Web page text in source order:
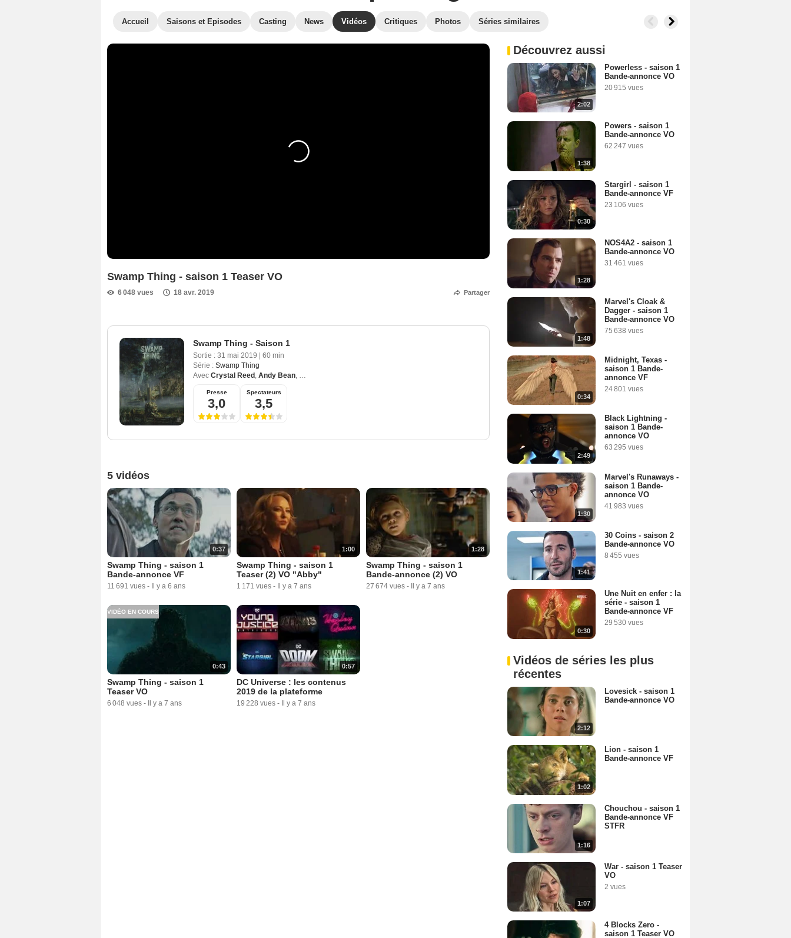
Accueil Saisons et Episodes Casting News Vidéos Critiques Photos Séries similaires
Swamp Thing - saison 1 Teaser VO
6 048 vues 18 avr. 2019 Partager
Swamp Thing - Saison 1
Sortie : 31 mai 2019
60 min
Série : Swamp Thing
Avec Crystal Reed , Andy Bean, Derek Mears
Presse
3,0
Spectateurs
3,5
5 vidéos
0:37
Swamp Thing - saison 1
Bande-annonce VF
11 691 vues - Il y a 6 ans
1:00
Swamp Thing - saison 1
Teaser (2) VO "Abby"
1 171 vues - Il y a 7 ans
1:28
Swamp Thing - saison 1
Bande-annonce (2) VO
27 674 vues - Il y a 7 ans
0:43
VIDÉO EN COURS
Swamp Thing - saison 1
Teaser VO
6 048 vues - Il y a 7 ans
0:57
DC Universe : les contenus
2019 de la plateforme
19 228 vues - Il y a 7 ans
Découvrez aussi
2:02
Powerless - saison 1
Bande-annonce VO
20 915 vues
1:38
Powers - saison 1
Bande-annonce VO
62 247 vues
0:30
Stargirl - saison 1
Bande-annonce VF
23 106 vues
1:28
NOS4A2 - saison 1
Bande-annonce VO
31 461 vues
1:48
Marvel's Cloak &
Dagger - saison 1
Bande-annonce VO
75 638 vues
0:34
Midnight, Texas -
saison 1 Bande-
annonce VF
24 801 vues
2:49
Black Lightning -
saison 1 Bande-
annonce VO
63 295 vues
1:30
Marvel's Runaways -
saison 1 Bande-
annonce VO
41 983 vues
1:41
30 Coins - saison 2
Bande-annonce VO
8 455 vues
0:30
Une Nuit en enfer : la
série - saison 1
Bande-annonce VF
29 530 vues
Vidéos de séries les plus
récentes
2:12
Lovesick - saison 1
Bande-annonce VO
1:02
Lion - saison 1
Bande-annonce VF
1:16
Chouchou - saison 1
Bande-annonce VF
STFR
1:07
War - saison 1 Teaser
VO
2 vues
4 Blocks Zero -
saison 1 Teaser VO